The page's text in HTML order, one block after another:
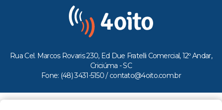
Rua Cel. Marcos Rovaris 230, Ed Due Fratelli Comercial, 12º Andar,
Criciúma - SC
Fone: (48) 3431-5150 / contato@4oito.com.br